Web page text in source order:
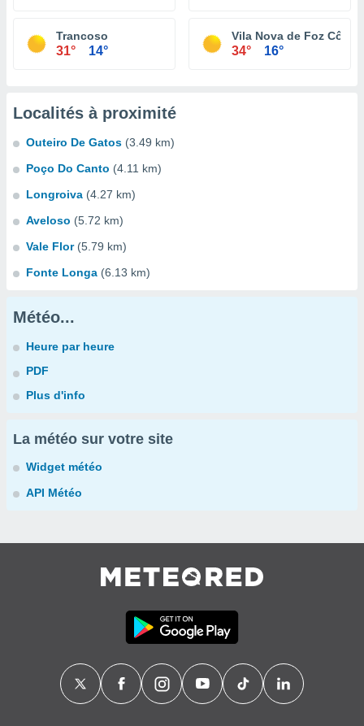
Trancoso
31° 14°
Vila Nova de Foz Côa
34° 16°
Localités à proximité
Outeiro De Gatos (3.49 km)
Poço Do Canto (4.11 km)
Longroiva (4.27 km)
Aveloso (5.72 km)
Vale Flor (5.79 km)
Fonte Longa (6.13 km)
Météo...
Heure par heure
PDF
Plus d'info
La météo sur votre site
Widget météo
API Météo